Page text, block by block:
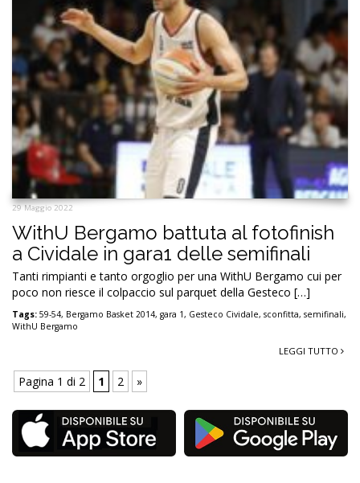
29 Maggio 2022
WithU Bergamo battuta al fotofinish
a Cividale in gara1 delle semifinali
Tanti rimpianti e tanto orgoglio per una WithU Bergamo cui per
poco non riesce il colpaccio sul parquet della Gesteco […]
Tags: 59-54, Bergamo Basket 2014, gara 1, Gesteco Cividale, sconfitta, semifinali,
WithU Bergamo
LEGGI TUTTO
Pagina 1 di 2 1 2 »